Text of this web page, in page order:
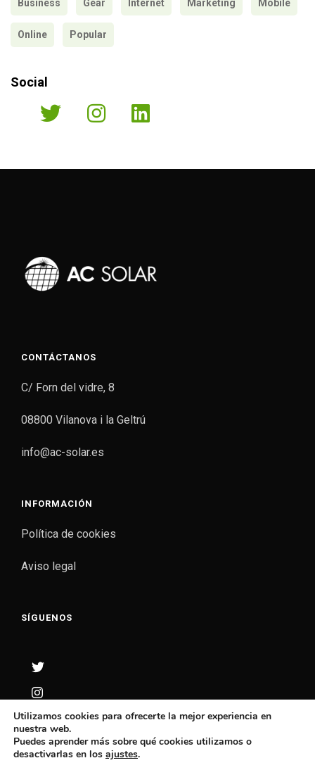
Business Gear Internet Marketing Mobile
Online Popular
Social
CONTÁCTANOS
C/ Forn del vidre, 8
08800 Vilanova i la Geltrú
info@ac-solar.es
INFORMACIÓN
Política de cookies
Aviso legal
SÍGUENOS
Utilizamos cookies para ofrecerte la mejor experiencia en
nuestra web.
Puedes aprender más sobre qué cookies utilizamos o
desactivarlas en los ajustes.